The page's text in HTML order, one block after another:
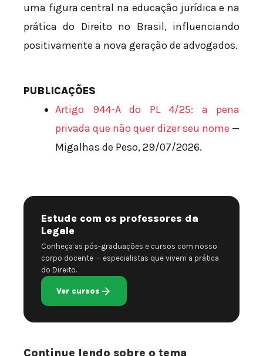
uma figura central na educação jurídica e na
prática do Direito no Brasil, influenciando
positivamente a nova geração de advogados.
PUBLICAÇÕES
Artigo 944-A do PL 4/25: a pena
privada que não quer dizer seu nome —
Migalhas de Peso, 29/07/2026.
Estude com os professores da
Legale
Conheça as pós-graduações e cursos com nosso
corpo docente — especialistas que vivem a prática
do Direito.
Ver cursos
Continue lendo sobre o tema